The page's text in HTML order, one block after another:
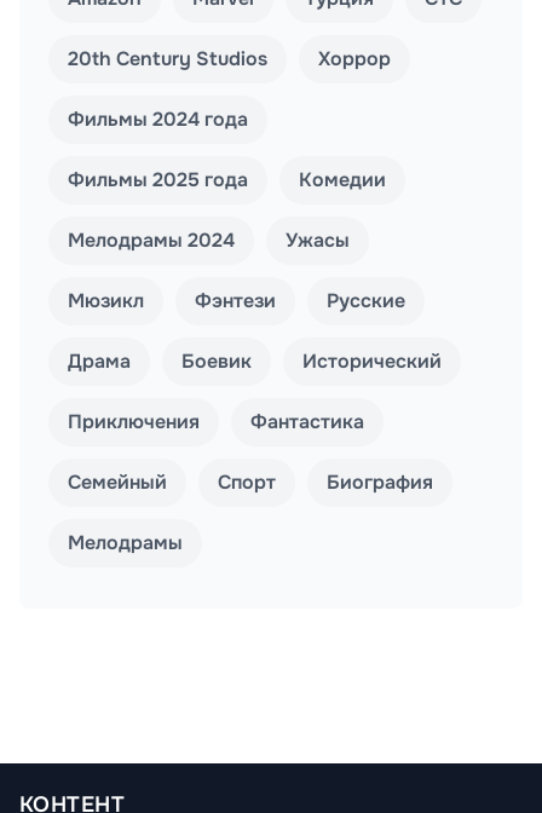
20th Century Studios Хоррор
Фильмы 2024 года
Фильмы 2025 года Комедии
Мелодрамы 2024 Ужасы
Мюзикл Фэнтези Русские
Драма Боевик Исторический
Приключения Фантастика
Семейный Спорт Биография
Мелодрамы
КОНТЕНТ